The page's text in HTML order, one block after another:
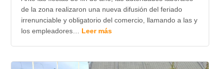
de la zona realizaron una nueva difusión del feriado
irrenunciable y obligatorio del comercio, llamando a las y
los empleadores… Leer más